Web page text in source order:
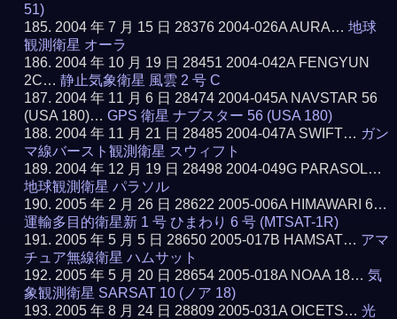
51)
2004 年 7 月 15 日 28376 2004-026A AURA…地球
観測衛星 オーラ
2004 年 10 月 19 日 28451 2004-042A FENGYUN
2C…静止気象衛星 風雲 2 号 C
2004 年 11 月 6 日 28474 2004-045A NAVSTAR 56
(USA 180)…GPS 衛星 ナブスター 56 (USA 180)
2004 年 11 月 21 日 28485 2004-047A SWIFT… ガン
マ線バースト観測衛星 スウィフト
2004 年 12 月 19 日 28498 2004-049G PARASOL…
地球観測衛星 パラソル
2005 年 2 月 26 日 28622 2005-006A HIMAWARI 6…
運輸多目的衛星新 1 号 ひまわり 6 号 (MTSAT-1R)
2005 年 5 月 5 日 28650 2005-017B HAMSAT… アマ
チュア無線衛星 ハムサット
2005 年 5 月 20 日 28654 2005-018A NOAA 18…気
象観測衛星 SARSAT 10 (ノア 18)
2005 年 8 月 24 日 28809 2005-031A OICETS…光